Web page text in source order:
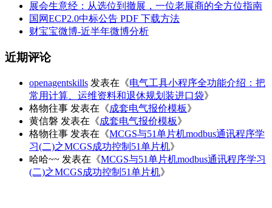
展会生意经：从选位到撤展，一位老展商的全方位指南
国网ECP2.0中标公告 PDF 下载方法
财宝宝微博-近半年微博分析
近期评论
openagentskills 发表在《电气工具小程序全功能介绍：把
常用计算、运维资料和退休规划装进口袋》
格物往事 发表在《成套电气报价模板》
黄信磐 发表在《成套电气报价模板》
格物往事 发表在《MCGS与51单片机modbus通讯程序学
习(二)之MCGS成功控制51单片机》
哈哈~~ 发表在《MCGS与51单片机modbus通讯程序学习
(二)之MCGS成功控制51单片机》